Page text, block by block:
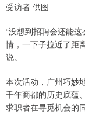
受访者 供图
“没想到招聘会还能
情，一下子拉近了距
说。
本次活动，广州巧妙
千年商都的历史底蕴
求职者在寻觅机会的